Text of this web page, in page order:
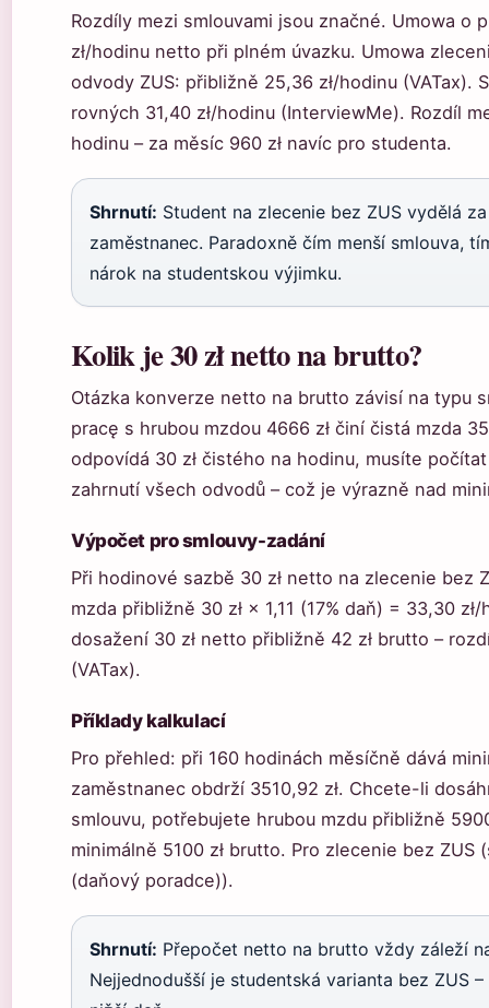
Rozdíly mezi smlouvami jsou značné. Umowa o
zł/hodinu netto při plném úvazku. Umowa
odvody ZUS: přibližně 25,36 zł/hodinu
rovných 31,40 zł/hodinu (InterviewMe). Rozdíl
hodinu – za měsíc 960 zł navíc pro studenta.
Shrnutí: Student na zlecenie bez ZUS vydělá
zaměstnanec. Paradoxně čím menší smlouva,
nárok na studentskou výjimku.
Kolik je 30 zł netto na brutto?
Otázka konverze netto na brutto závisí na typu
pracę s hrubou mzdou 4666 zł činí čistá mzda
odpovídá 30 zł čistého na hodinu, musíte
zahrnutí všech odvodů – což je výrazně nad
Výpočet pro smlouvy-zadání
Při hodinové sazbě 30 zł netto na zlecenie bez
mzda přibližně 30 zł × 1,11 (17% daň) = 33,30
dosažení 30 zł netto přibližně 42 zł brutto –
(VATax).
Příklady kalkulací
Pro přehled: při 160 hodinách měsíčně dává
zaměstnanec obdrží 3510,92 zł. Chcete-li
smlouvu, potřebujete hrubou mzdu přibližně
minimálně 5100 zł brutto. Pro zlecenie bez
(daňový poradce)).
Shrnutí: Přepočet netto na brutto vždy záleží
Nejjednodušší je studentská varianta bez ZUS